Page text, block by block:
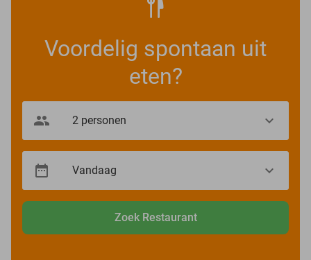
Voordelig spontaan uit
eten?
Zoek Restaurant